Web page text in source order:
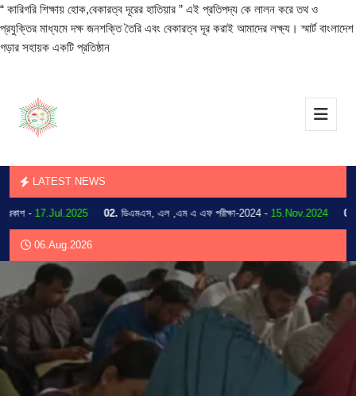
“ কারিগরি শিক্ষায় হোক,বেকারত্ব দূরের হাতিয়ার ” এই প্রতিপদ্য কে লালন করে তথ ও
প্রযুক্তির মাধ্যমে দক্ষ জনশক্তি তৈরি এবং বেকারত্ব দূর করাই আমাদের লক্ষ্য। স্মার্ট বাংলাদেশ
গড়ার সহায়ক একটি প্রতিষ্ঠান
LATEST NEWS
-17.Jul.2025 02. ডিএমএস, এল ,এম এ এফ পরীক্ষা-2024 -15.Nov.2024 03.
06.Aug.2026